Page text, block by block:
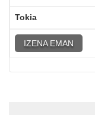
IZENA EMAN